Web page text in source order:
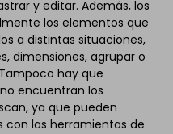
y editar. Además, los
los elementos que
a distintas situaciones,
dimensiones, agrupar o
hay que
encuentran los
ya que pueden
con las herramientas de